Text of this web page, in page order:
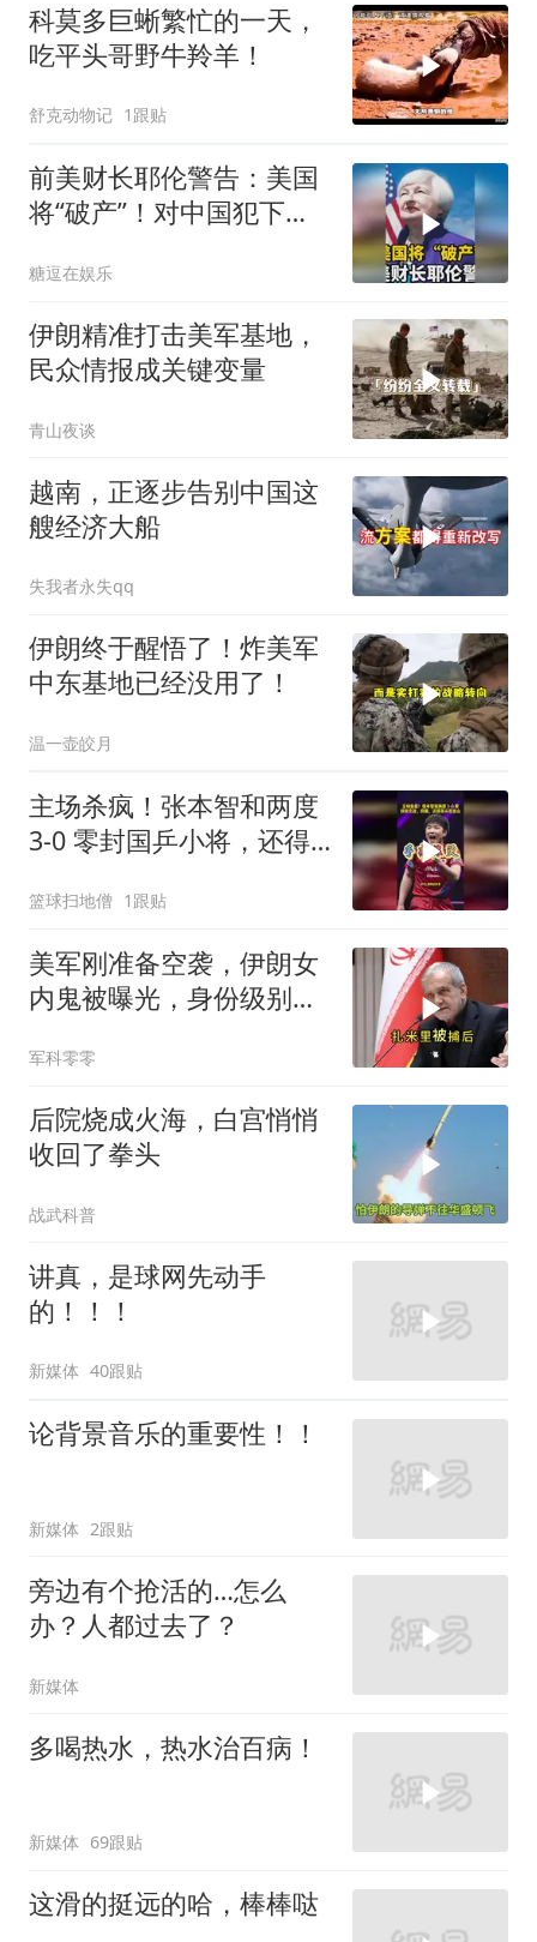
科莫多巨蜥繁忙的一天，
吃平头哥野牛羚羊！
舒克动物记 1跟贴
前美财长耶伦警告：美国
将“破产”！对中国犯下两
糖逗在娱乐
伊朗精准打击美军基地，
民众情报成关键变量
青山夜谈
越南，正逐步告别中国这
艘经济大船
失我者永失qq
伊朗终于醒悟了！炸美军
中东基地已经没用了！
温一壶皎月
主场杀疯！张本智和两度
3‑0 零封国乒小将，还得
篮球扫地僧 1跟贴
美军刚准备空袭，伊朗女
内鬼被曝光，身份级别很
军科零零
后院烧成火海，白宫悄悄
收回了拳头
战武科普
讲真，是球网先动手
的！！！
新媒体 40跟贴
论背景音乐的重要性！！
新媒体 2跟贴
旁边有个抢活的…怎么
办？人都过去了？
新媒体
多喝热水，热水治百病！
新媒体 69跟贴
这滑的挺远的哈，棒棒哒